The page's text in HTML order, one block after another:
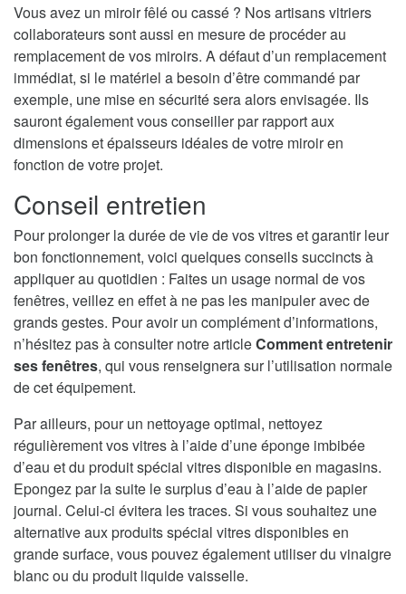
Vous avez un miroir fêlé ou cassé ? Nos artisans vitriers
collaborateurs sont aussi en mesure de procéder au
remplacement de vos miroirs. A défaut d’un remplacement
immédiat, si le matériel a besoin d’être commandé par
exemple, une mise en sécurité sera alors envisagée. Ils
sauront également vous conseiller par rapport aux
dimensions et épaisseurs idéales de votre miroir en
fonction de votre projet.
Conseil entretien
Pour prolonger la durée de vie de vos vitres et garantir leur
bon fonctionnement, voici quelques conseils succincts à
appliquer au quotidien : Faites un usage normal de vos
fenêtres, veillez en effet à ne pas les manipuler avec de
grands gestes. Pour avoir un complément d’informations,
n’hésitez pas à consulter notre articleComment entretenir
ses fenêtres, qui vous renseignera sur l’utilisation normale
de cet équipement.
Par ailleurs, pour un nettoyage optimal, nettoyez
régulièrement vos vitres à l’aide d’une éponge imbibée
d’eau et du produit spécial vitres disponible en magasins.
Epongez par la suite le surplus d’eau à l’aide de papier
journal. Celui-ci évitera les traces. Si vous souhaitez une
alternative aux produits spécial vitres disponibles en
grande surface, vous pouvez également utiliser du vinaigre
blanc ou du produit liquide vaisselle.